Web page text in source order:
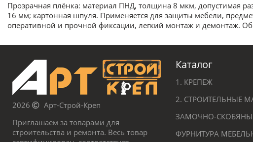
Прозрачная плёнка: материал ПНД, толщина 8 мкм, допустимая
16 мм; картонная шпуля. Применяется для защиты мебели,
оперативной и прочной фиксации, легкий монтаж и демонтаж.
2026
Арт-Строй-Креп
Приглашаем за товарами для
строительства и ремонта. Весь товар
Каталог
1. КРЕПЕЖ
2. СТРОИТЕЛЬНЫЕ
ЗАМОЧНО-
ФУРНИТУРА